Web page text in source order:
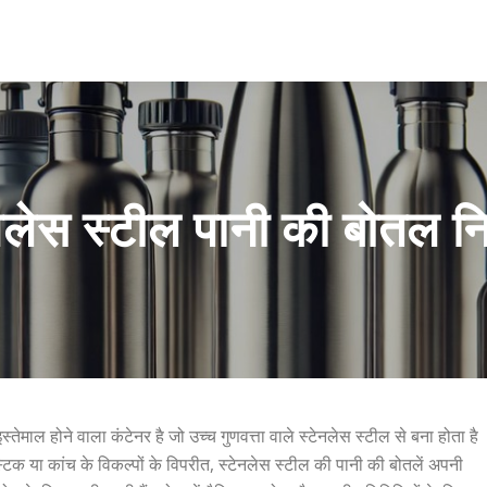
स्टील पानी की बोतल
होने वाला कंटेनर है जो उच्च गुणवत्ता वाले स्टेनलेस स्टील से बना होता है
या कांच के विकल्पों के विपरीत, स्टेनलेस स्टील की पानी की बोतलें अपनी